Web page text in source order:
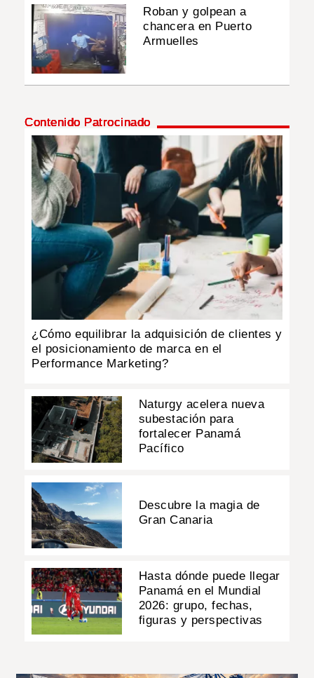
Roban y golpean a
chancera en Puerto
Armuelles
Contenido Patrocinado
¿Cómo equilibrar la adquisición de clientes y
el posicionamiento de marca en el
Performance Marketing?
Naturgy acelera nueva
subestación para
fortalecer Panamá
Pacífico
Descubre la magia de
Gran Canaria
Hasta dónde puede llegar
Panamá en el Mundial
2026: grupo, fechas,
figuras y perspectivas